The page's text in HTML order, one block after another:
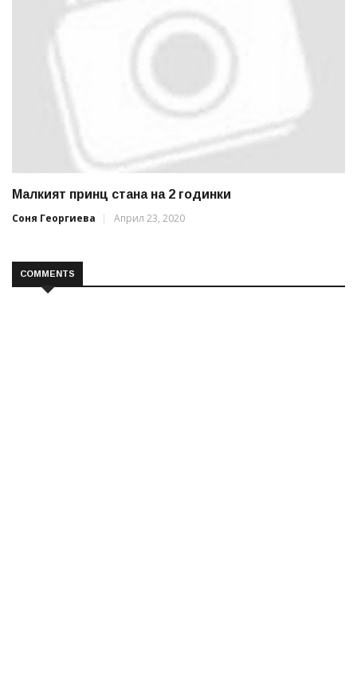
Малкият принц стана на 2 годинки
Соня Георгиева
Април 23, 2020
COMMENTS